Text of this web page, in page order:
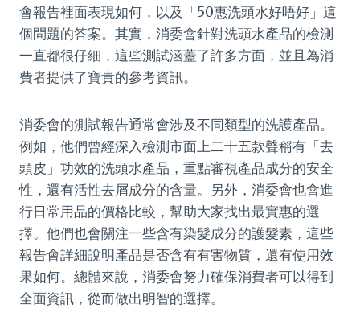
會報告裡面表現如何，以及「50惠洗頭水好唔好」這
個問題的答案。其實，消委會針對洗頭水產品的檢測
一直都很仔細，這些測試涵蓋了許多方面，並且為消
費者提供了寶貴的參考資訊。
消委會的測試報告通常會涉及不同類型的洗護產品。
例如，他們曾經深入檢測市面上二十五款聲稱有「去
頭皮」功效的洗頭水產品，重點審視產品成分的安全
性，還有活性去屑成分的含量。另外，消委會也會進
行日常用品的價格比較，幫助大家找出最實惠的選
擇。他們也會關注一些含有染髮成分的護髮素，這些
報告會詳細說明產品是否含有有害物質，還有使用效
果如何。總體來說，消委會努力確保消費者可以得到
全面資訊，從而做出明智的選擇。